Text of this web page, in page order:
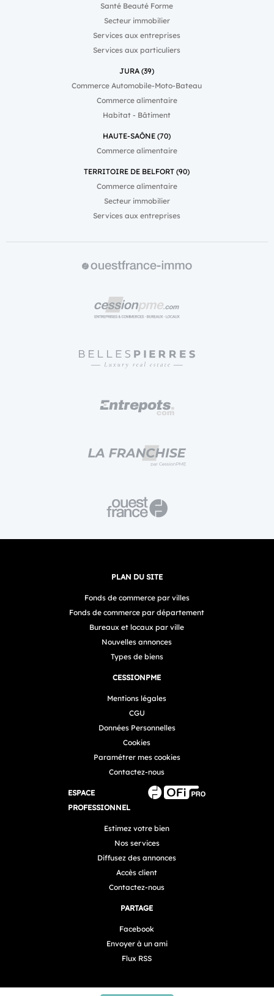
Santé Beauté Forme
Secteur immobilier
Services aux entreprises
Services aux particuliers
JURA (39)
Commerce Automobile-Moto-Bateau
Commerce alimentaire
Habitat - Bâtiment
HAUTE-SAÔNE (70)
Commerce alimentaire
TERRITOIRE DE BELFORT (90)
Commerce alimentaire
Secteur immobilier
Services aux entreprises
PLAN DU SITE
Fonds de commerce par villes
Fonds de commerce par département
Bureaux et locaux par ville
Nouvelles annonces
Types de biens
CESSIONPME
Mentions légales
CGU
Données Personnelles
Cookies
Paramétrer mes cookies
Contactez-nous
ESPACE
PROFESSIONNEL
Estimez votre bien
Nos services
Diffusez des annonces
Accès client
Contactez-nous
PARTAGE
Facebook
Envoyer à un ami
Flux RSS